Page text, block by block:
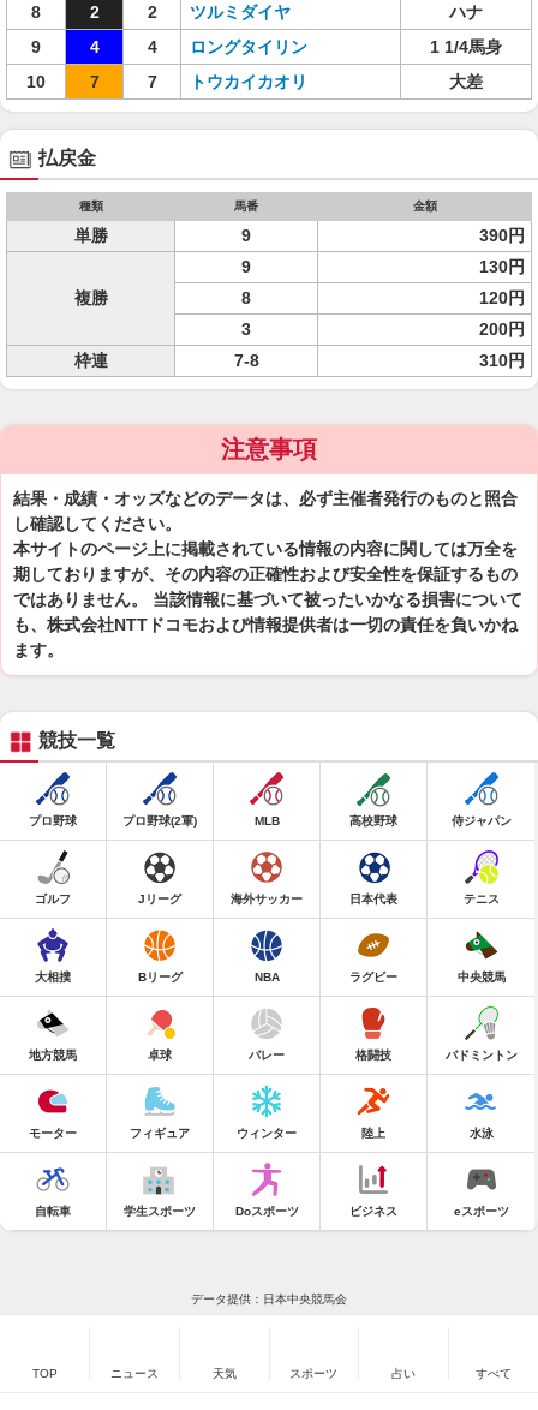
8
2 2 ツルミダイヤ
ハナ
9
4 4 ロングタイリン
1 1/4馬身
10
7 7 トウカイカオリ 大差
払戻金
種類 馬番 金額
単勝 9 390円
複勝
9
130円
8
120円
3
200円
枠連
7-8 310円
注意事項
結果・成績・オッズなどのデータは、必ず主催者発行のものと照合
し確認してください。
本サイトのページ上に掲載されている情報の内容に関しては万全を
期しておりますが、その内容の正確性および安全性を保証するもの
ではありません。 当該情報に基づいて被ったいかなる損害について
も、株式会社NTTドコモおよび情報提供者は一切の責任を負いかね
ます。
競技一覧
プロ野球 プロ野球(2軍) MLB 高校野球 侍ジャパン
ゴルフ Jリーグ 海外サッカー 日本代表 テニス
大相撲 Bリーグ NBA ラグビー 中央競馬
地方競馬 卓球 バレー 格闘技 バドミントン
モーター フィギュア ウィンター 陸上 水泳
自転車 学生スポーツ Doスポーツ ビジネス eスポーツ
データ提供：日本中央競馬会
TOP ニュース 天気 スポーツ 占い すべて